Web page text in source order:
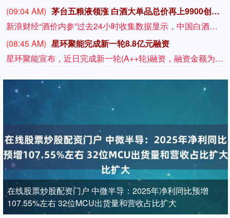
(09:04 AM)
茅台五粮液领涨 白酒大单品总价再上9900创7月初以来新高
新浪财经“酒价内参”过去24小时收集数据显示，中国白酒市场主要大单品的终端零售总价8月8日再度走高。如果主要单品各取一瓶整体打包售卖，今日总售价为9908元，较昨日大幅上涨55元，创下7月初以来新高，白酒总价整体回暖的行情继续推进，终端看涨情绪全面升温，此前震荡磨底的行情暂告结束。今日11大白酒单品十涨一跌，仅水晶剑南春一款小幅下跌，赢家占据绝对优势。上涨方面，飞天茅台与精品茅台同步上涨6元/瓶，茅台两大单品携手走高，飞天茅台的全国零售均价来到1775元，官方提价后，飞天茅台在高位区间始终保持平稳态势；五粮液普五八代小幅上涨1元，自昨日上涨后来到791元，依托渠道补贴收紧、经销商惜售控货等基本面因素巩固价格底盘，五粮液1618大涨7元紧跟走强；国窖1573上涨4元，浓香双雄联袂发力；洋河梦之蓝M6+大涨9元荣登单日涨幅榜首；青花郎上调6元，止住此前下跌走势；青花汾20与古井贡古20均上涨7元，其中前者终端报价来到379元，清香龙头跟随大盘同步回暖；习酒君品上涨4元，结束下跌行情，今日多品牌名酒均同步止跌回升。下跌方面，仅有水晶剑南春小跌2元，单一酒品小幅回调并未拖累白酒市场整体向上。
(08:45 AM) 星环聚能完成新一轮8.8亿元融资
星环聚能宣布，近日完成新一轮(A++轮)融资，融资金额为8.8亿元人民币。本轮融资由深投控资本、深担创投、农银资本、交银投资等机构联合投资，老股东上海科创集团旗下知识产权基金等机构继续跟投。本轮融资资金将与A轮、A+轮融资资金一道，共同用于上海嘉定实验基地建设、NTST(负三角球形托卡马克)建造与运行、CTRFR-1(星环一号)设计建造，以及聚变堆级高温超导磁体与AI等离子体控制等关键技术的持续工程化推进。
在线股票炒股配资门户 中微半导：2025年净利同比预增
107.55%左右 32位MCU出货量和营收占比扩大